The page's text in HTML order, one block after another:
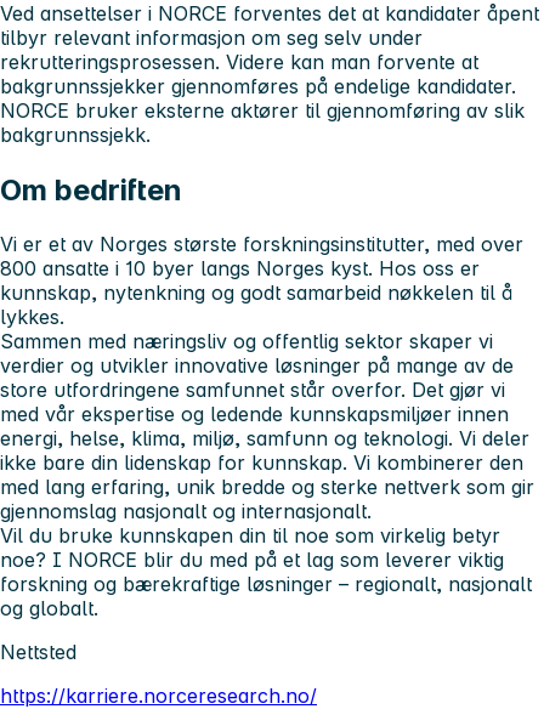
Ved ansettelser i NORCE forventes det at kandidater åpent
tilbyr relevant informasjon om seg selv under
rekrutteringsprosessen. Videre kan man forvente at
bakgrunnssjekker gjennomføres på endelige kandidater.
NORCE bruker eksterne aktører til gjennomføring av slik
bakgrunnssjekk.
Om bedriften
Vi er et av Norges største forskningsinstitutter, med over
800 ansatte i 10 byer langs Norges kyst. Hos oss er
kunnskap, nytenkning og godt samarbeid nøkkelen til å
lykkes.
Sammen med næringsliv og offentlig sektor skaper vi
verdier og utvikler innovative løsninger på mange av de
store utfordringene samfunnet står overfor. Det gjør vi
med vår ekspertise og ledende kunnskapsmiljøer innen
energi, helse, klima, miljø, samfunn og teknologi. Vi deler
ikke bare din lidenskap for kunnskap. Vi kombinerer den
med lang erfaring, unik bredde og sterke nettverk som gir
gjennomslag nasjonalt og internasjonalt.
Vil du bruke kunnskapen din til noe som virkelig betyr
noe? I NORCE blir du med på et lag som leverer viktig
forskning og bærekraftige løsninger – regionalt, nasjonalt
og globalt.
Nettsted
https://karriere.norceresearch.no/